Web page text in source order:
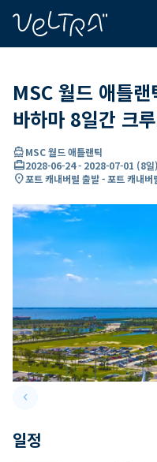
MSC 월드 애틀
바하마 8일간 크
directions_boatMSC 월드 애틀랜틱
card_travel2028-06-24- 2028-07-01 (8일)
location_on포트 캐내버럴 출발 - 포트 캐내버
keyboard_arrow_leftPrevious slide
일정